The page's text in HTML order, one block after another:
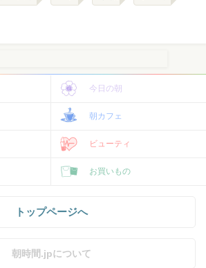
今日の朝
朝カフェ
ビューティ
お買いもの
トップページへ
朝時間.jpについて